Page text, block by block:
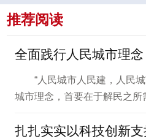
推荐阅读
全面践行人民城市理念
“人民城市人民建，人民
城市理念，首要在于解民之所
扎扎实实以科技创新